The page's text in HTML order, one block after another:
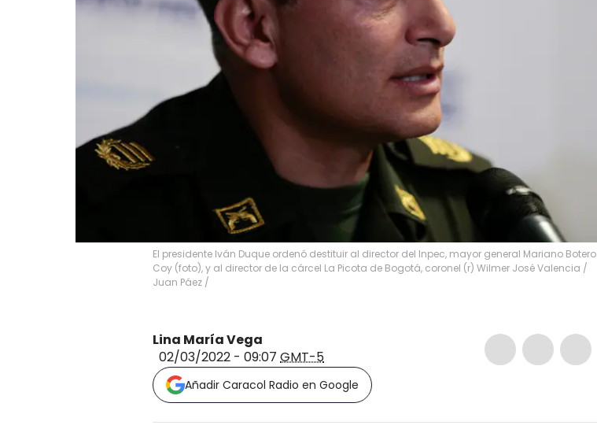
El presidente Iván Duque ordenó destituir al director del Inpec, mayor general Mariano Botero
Coy (foto), y al director de la cárcel La Picota de Bogotá, coronel (r) Wilmer José Valencia /
Juan Páez /
Lina María Vega
02/03/2022 - 09:07 GMT-5
Añadir Caracol Radio en Google